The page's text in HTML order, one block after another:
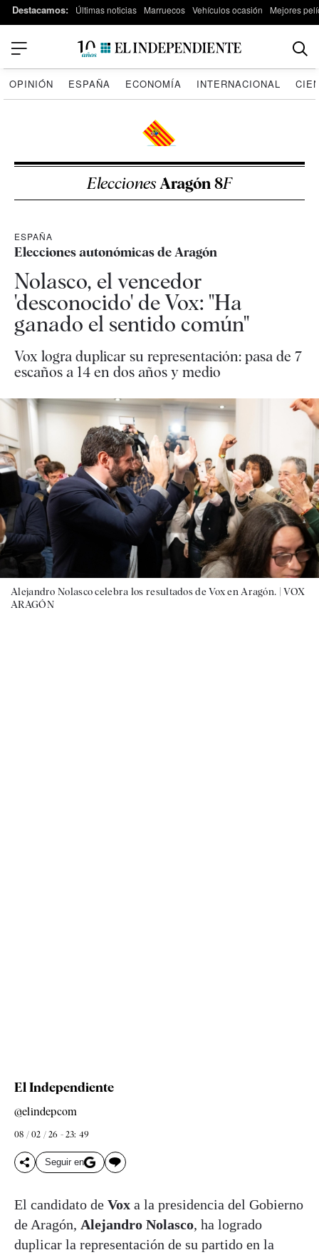
Destacamos: Últimas noticias Marruecos Vehículos ocasión Mejores
OPINIÓN ESPAÑA ECONOMÍA INTERNACIONAL
Elecciones Aragón 8F
ESPAÑA
Elecciones autonómicas de Aragón
Nolasco, el vencedor
'desconocido' de Vox: "Ha
ganado el sentido común"
Vox logra duplicar su representación: pasa de 7
escaños a 14 en dos años y medio
Alejandro Nolasco celebra los resultados de Vox en Aragón. |VOX
ARAGÓN
El Independiente
@elindepcom
08 / 02 / 26 - 23: 49
Seguir en
El candidato de Vox a la presidencia del Gobierno
de Aragón, Alejandro Nolasco, ha logrado
duplicar la representación de su partido en la